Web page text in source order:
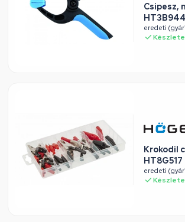
Csipesz,
HT3B944
eredeti
Krokodil
HT8G517
eredeti